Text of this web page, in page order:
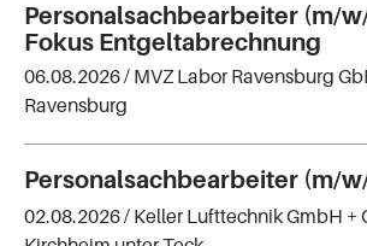
Personalsachbearbeiter (m/
Fokus Entgeltabrechnung
06.08.2026 / MVZ Labor Ravensburg
Ravensburg
Personalsachbearbeiter (m/
02.08.2026 / Keller Lufttechnik GmbH +